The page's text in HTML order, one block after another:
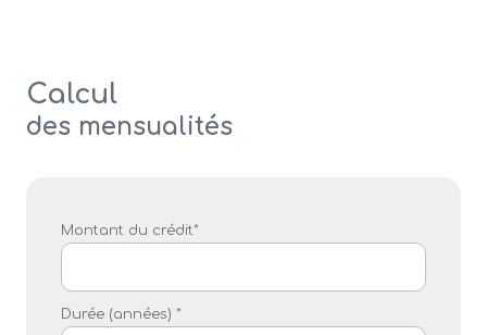
Calcul
des mensualités
Montant du crédit*
Durée (années) *